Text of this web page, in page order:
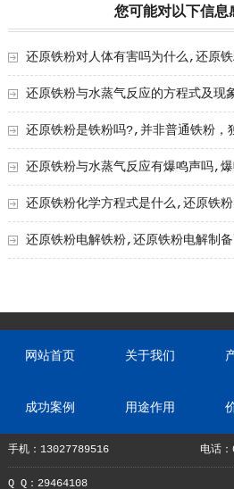
您可能对以下信息
还原铁粉对人体有害吗为什么,还原
影响及原因解析
还原铁粉与水蒸气反应的方程式及现
的奥秘
还原铁粉是铁粉吗?,并非普通铁粉，
解析
还原铁粉与水蒸气反应有爆鸣声吗,
奥秘
还原铁粉化学方程式是什么,还原铁
析与应用
还原铁粉电解铁粉,还原铁粉电解制
网站首页 关于我们
成功案例 用途作用
手机：13027789516 电话
Q Q：29464108